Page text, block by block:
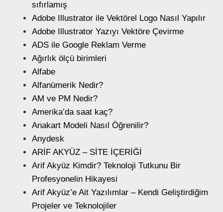
sıfırlamış
Adobe Illustrator ile Vektörel Logo Nasıl Yapılır
Adobe Illustrator Yazıyı Vektöre Çevirme
ADS ile Google Reklam Verme
Ağırlık ölçü birimleri
Alfabe
Alfanümerik Nedir?
AM ve PM Nedir?
Amerika’da saat kaç?
Anakart Modeli Nasıl Öğrenilir?
Anydesk
ARİF AKYÜZ – SİTE İÇERİĞİ
Arif Akyüz Kimdir? Teknoloji Tutkunu Bir
Profesyonelin Hikayesi
Arif Akyüz’e Ait Yazılımlar – Kendi Geliştirdiğim
Projeler ve Teknolojiler